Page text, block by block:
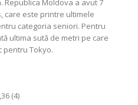
Republica Moldova a avut 7
care este printre ultimele
categoria seniori. Pentru
ultima sută de metri pe care
pentru Tokyo.
(4)